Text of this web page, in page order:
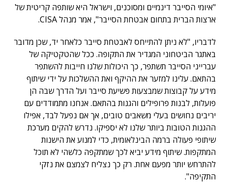
"איומי הסייבר דינמיים ומסוכנים, וישראל היא שותפה קריטית של
ארצות הברית בתחום אבטחת הסייבר", אמר מנהל CISA.
לדבריו, "לא ניתן להתייחס לאבטחת סייבר כלאחר יד, שכן מדובר
באתגר הביטחוני המגדיר את התקופה. ככל שהטקטיקה של
עברייני הסייבר תשתפר, כך היכולות שלנו חייבות להשתפר
בהתאם. עלינו למזער את ההיקף ואת ההשלכות על ידי שיתוף
מידע על קבוצות שמבצעות פשיעת סייבר ועל הדרך שבה הן
פועלות, לבנות פרופילים והגנות בהתאם. אנחנו מתמודדים עם
יריבים נחושים בעלי משאבים טובים, אך אם נפעל לבד, אפילו
ההגנות הטובות ביותר שלנו לא יספיקו. נדרש להקים מערכת
שיתופי פעולה ברמה הבינלאומית, כדי למנוע את הישנות
המתקפות. שיתוף מידע יביא לכך שמתקפה כלשהי לא תוכל
להתרחש יותר מפעם אחת. רק כך נצליח לצמצם את נזקי
התקיפה".